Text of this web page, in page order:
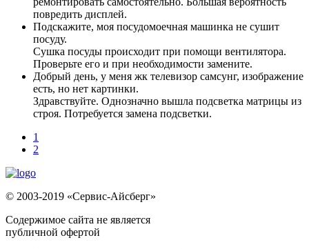
повредить дисплей.
Подскажите, моя посудомоечная машинка не сушит
посуду.
Сушка посуды происходит при помощи вентилятора.
Проверьте его и при необходимости замените.
Добрый день, у меня жк телевизор самсунг, изображение
есть, но нет картинки.
Здравствуйте. Однозначно вышла подсветка матрицы из
строя. Потребуется замена подсветки.
1
2
© 2003-2019 «Сервис-Айсберг»
Содержимое сайта не является
публичной офертой